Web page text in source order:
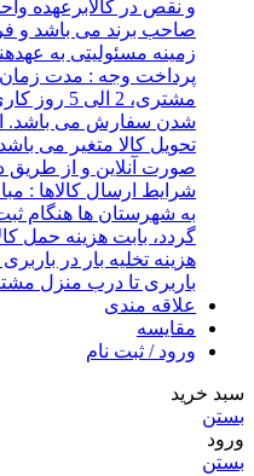
و نقص در کالابرعهده
صاحب برند می باشد و
زمینه مسئولیتی به
پرداخت وجه : مدت
مشتری، 2
شدن سفارش می باشد.
تحویل کالا متغیر می
صورت آنلاین و از طریق
شرایط ارسال کالاها :
به شهرستان ها هنگام
گردد، بابت هزینه حمل
هزینه تخلیه بار در
باربری تا درب منزل
علاقه مندی
مقایسه
ورود / ثبت نام
سبد خرید
بستن
ورود
بستن